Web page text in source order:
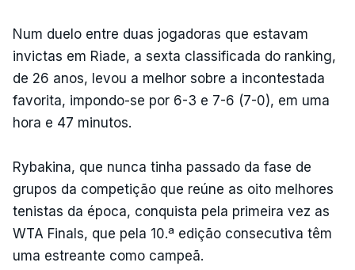
Num duelo entre duas jogadoras que estavam
invictas em Riade, a sexta classificada do ranking,
de 26 anos, levou a melhor sobre a incontestada
favorita, impondo-se por 6-3 e 7-6 (7-0), em uma
hora e 47 minutos.
Rybakina, que nunca tinha passado da fase de
grupos da competição que reúne as oito melhores
tenistas da época, conquista pela primeira vez as
WTA Finals, que pela 10.ª edição consecutiva têm
uma estreante como campeã.